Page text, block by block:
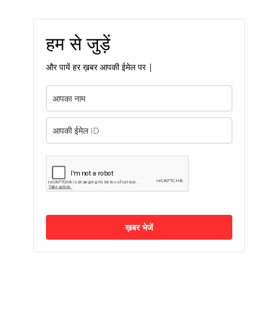
हम से जुड़ें
और पायें हर ख़बर आपकी ईमेल पर |
ख़बर भेजें